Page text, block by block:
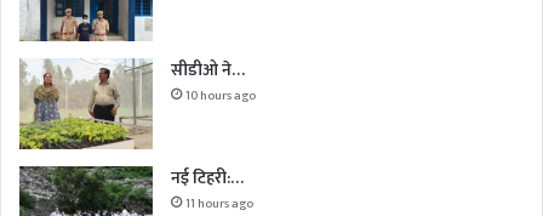
सीडीओ ने…
10 hours ago
नई टिहरी:…
11 hours ago